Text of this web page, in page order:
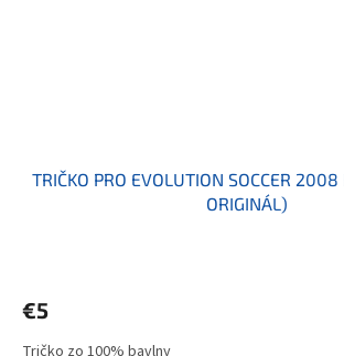
TRIČKO PRO EVOLUTION SOCCER
ORIGINÁL)
€5